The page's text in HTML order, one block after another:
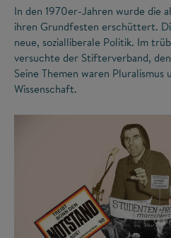
In den 1970er-Jahren wurde die
ihren Grundfesten erschüttert.
neue, sozialliberale Politik. Im
versuchte der Stifterverband,
Seine Themen waren Pluralismus
Wissenschaft.